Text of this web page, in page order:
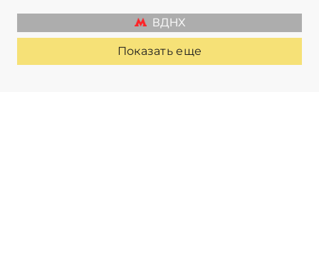
ВДНХ
Показать еще